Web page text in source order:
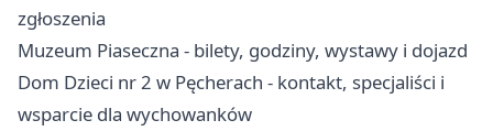
zgłoszenia
Muzeum Piaseczna - bilety, godziny, wystawy i dojazd
Dom Dzieci nr 2 w Pęcherach - kontakt, specjaliści i
wsparcie dla wychowanków